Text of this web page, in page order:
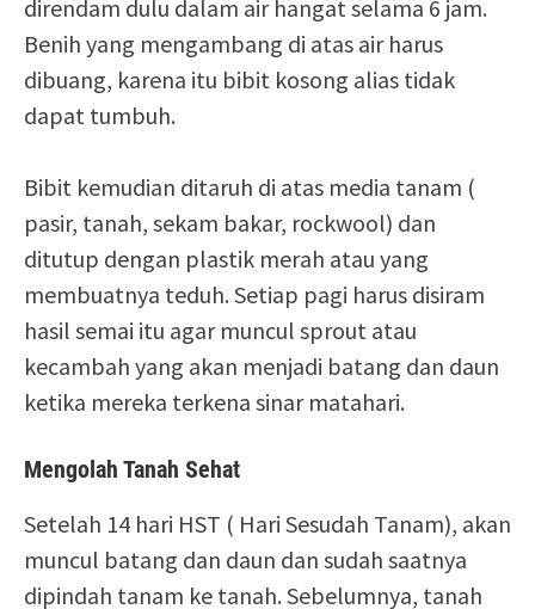
direndam dulu dalam air hangat selama 6 jam.
Benih yang mengambang di atas air harus
dibuang, karena itu bibit kosong alias tidak
dapat tumbuh.
Bibit kemudian ditaruh di atas media tanam (
pasir, tanah, sekam bakar, rockwool) dan
ditutup dengan plastik merah atau yang
membuatnya teduh. Setiap pagi harus disiram
hasil semai itu agar muncul sprout atau
kecambah yang akan menjadi batang dan daun
ketika mereka terkena sinar matahari.
Mengolah Tanah Sehat
Setelah 14 hari HST ( Hari Sesudah Tanam), akan
muncul batang dan daun dan sudah saatnya
dipindah tanam ke tanah. Sebelumnya, tanah